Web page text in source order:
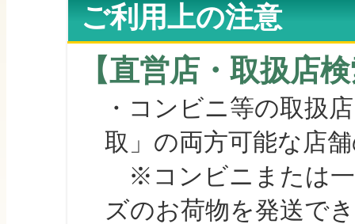
ご利用上の注意
【直営店・取扱店
・コンビニ等の取扱
取」の両方可能な店
※コンビニまたは一
ズのお荷物を発送で